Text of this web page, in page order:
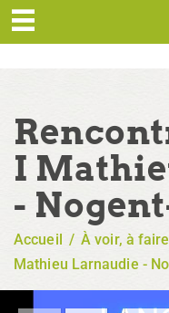
I
-
Accueil / À voir, à faire
Mathieu Larnaudie -